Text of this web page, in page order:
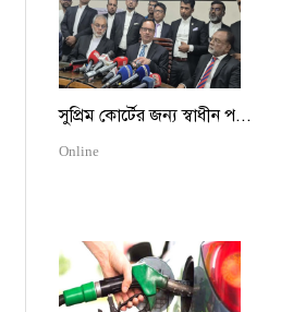
সুপ্রিম কোর্টের জন্য স্বাধীন প...
Online